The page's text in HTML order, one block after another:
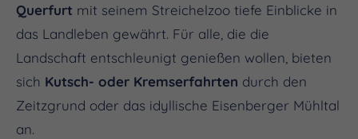
Querfurt mit seinem Streichelzoo tiefe Einblicke in
das Landleben gewährt. Für alle, die die
Landschaft entschleunigt genießen wollen, bieten
sich Kutsch- oder Kremserfahrten durch den
Zeitzgrund oder das idyllische Eisenberger Mühltal
an.